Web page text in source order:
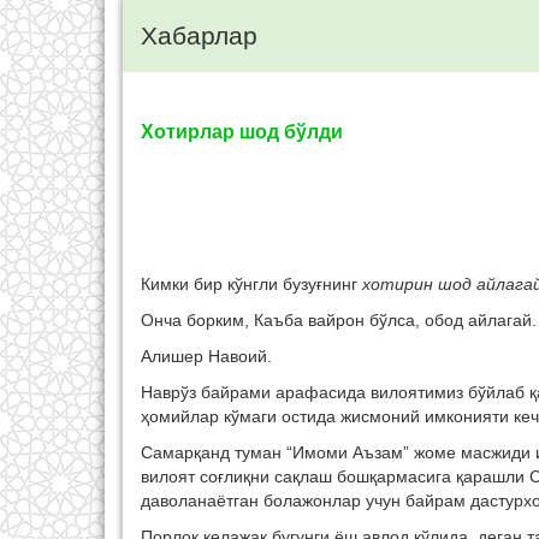
Хабарлар
Хотирлар шод бўлди
Кимки бир кўнгли бузуғнинг хотирин шод
Онча борким, Каъба вайрон бўлса, обод айлагай.
Алишер Навоий.
Наврўз байрами арафасида вилоятимиз бўйлаб
ҳомийлар кўмаги остида жисмоний имконияти
Самарқанд туман “Имоми Аъзам” жоме масжиди
вилоят соғлиқни сақлаш бошқармасига қарашли
даволанаётган болажонлар учун байрам